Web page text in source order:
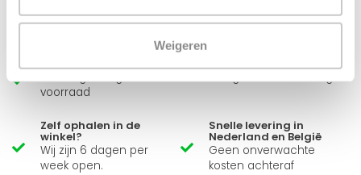
Weigeren
Stuur een bericht
voorraad
Zelf ophalen in de
winkel?
Wij zijn 6 dagen per
week open.
Snelle levering in
Nederland en België
Geen onverwachte
kosten achteraf